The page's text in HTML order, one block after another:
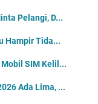
Pelangi, D...
Hampir Tida...
SIM Kelil...
Ada Lima, ...